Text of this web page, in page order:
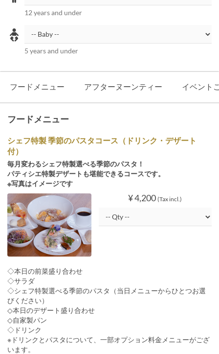
12 years and under
5 years and under
フードメニュー アフターヌーンティー イベント
フードメニュー
シェフ特製 季節のパスタコース（ドリンク・デザート
付）
毎月変わるシェフ特製選べる季節のパスタ！
パティシエ特製デザートも堪能できるコースです。
※写真はイメージです
¥ 4,200 (Tax incl.)
◇本日の前菜盛り合わせ
◇サラダ
◇シェフ特製選べる季節のパスタ（当日メニューからひとつお選
びください）
◇本日のデザート盛り合わせ
◇自家製パン
◇ドリンク
※ドリンクとパスタについて、一部オプション料金メニューがござ
います。